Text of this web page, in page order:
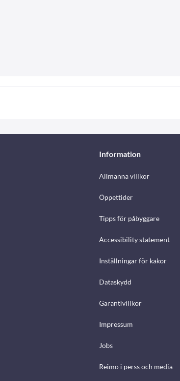
Information
Allmänna villkor
Öppettider
Tipps för påbyggare
Accessibility statement
Inställningar för kakor
Dataskydd
Garantivillkor
Impressum
Jobs
Reimo i perss och media